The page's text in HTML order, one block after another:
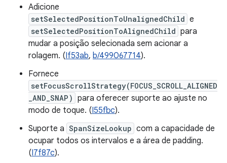
Adicione
setSelectedPositionToUnalignedChild e
setSelectedPositionToAlignedChild para
mudar a posição selecionada sem acionar a
rolagem. (If53ab, b/499067714).
Fornece
setFocusScrollStrategy(FOCUS_SCROLL_ALIGNED
_AND_SNAP) para oferecer suporte ao ajuste no
modo de toque. (I55fbc).
Suporte a SpanSizeLookup com a capacidade de
ocupar todos os intervalos e a área de padding.
(I7f87c).